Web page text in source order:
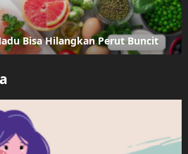
Bisa Hilangkan Perut Buncit